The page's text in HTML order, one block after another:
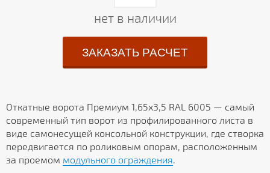
нет в наличии
ЗАКАЗАТЬ РАСЧЕТ
Откатные ворота Премиум 1,65х3,5 RAL 6005 — самый
современный тип ворот из профилированного листа в
виде самонесущей консольной конструкции, где створка
передвигается по роликовым опорам, расположенным
за проемом модульного ограждения.